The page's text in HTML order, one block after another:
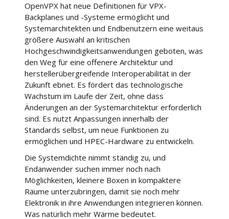
OpenVPX hat neue Definitionen für VPX-
Backplanes und -Systeme ermöglicht und
Systemarchitekten und Endbenutzern eine weitaus
größere Auswahl an kritischen
Hochgeschwindigkeitsanwendungen geboten, was
den Weg für eine offenere Architektur und
herstellerübergreifende Interoperabilität in der
Zukunft ebnet. Es fördert das technologische
Wachstum im Laufe der Zeit, ohne dass
Änderungen an der Systemarchitektur erforderlich
sind. Es nutzt Anpassungen innerhalb der
Standards selbst, um neue Funktionen zu
ermöglichen und HPEC-Hardware zu entwickeln.
Die Systemdichte nimmt ständig zu, und
Endanwender suchen immer noch nach
Möglichkeiten, kleinere Boxen in kompaktere
Räume unterzubringen, damit sie noch mehr
Elektronik in ihre Anwendungen integrieren können.
Was natürlich mehr Wärme bedeutet.